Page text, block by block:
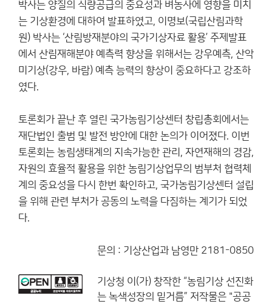
박사는 양질의 식량공급의 중요성과 벼농사에 영향을 미치
는 기상환경에 대하여 발표하였고, 이명보(국립산림과학
원) 박사는 ‘산림방재분야의 국가기상자료 활용’ 주제발표
에서 산림재해분야 예측력 향상을 위해서는 강우예측, 산악
미기상(강우, 바람) 예측 능력의 향상이 중요하다고 강조하
였다.
토론회가 끝난 후 열린 국가농림기상센터 창립총회에서는
재단법인 출범 및 발전 방안에 대한 논의가 이어졌다. 이번
토론회는 농림생태계의 지속가능한 관리, 자연재해의 경감,
자원의 효율적 활용을 위한 농림기상업무의 범부처 협력체
계의 중요성을 다시 한번 확인하고, 국가농림기상센터 설립
을 위해 관련 부처가 공동의 노력을 다짐하는 계기가 되었
다.
문의 : 기상산업과 남영만 2181-0850
기상청 이(가) 창작한 “농림기상 선진화
는 녹색성장의 밑거름” 저작물은 "공공